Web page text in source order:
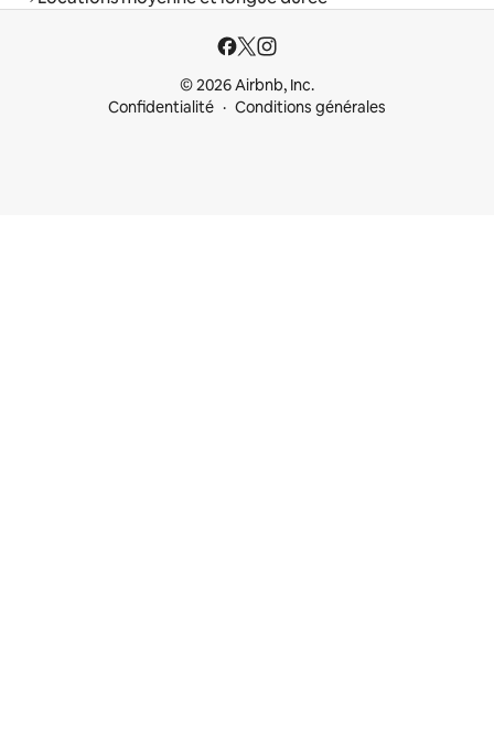
© 2026 Airbnb, Inc.
Confidentialité
Conditions générales